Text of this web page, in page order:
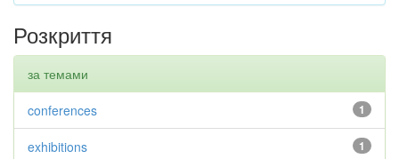
Розкриття
за темами
1
conferences
1
exhibitions